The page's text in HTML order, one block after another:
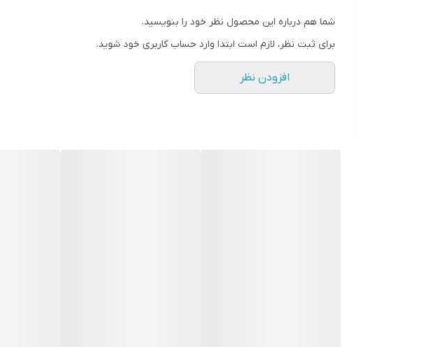
شما هم درباره این محصول نظر خود را بنویسید.
برای ثبت نظر، لازم است ابتدا وارد حساب کاربری خود شوید.
افزودن نظر